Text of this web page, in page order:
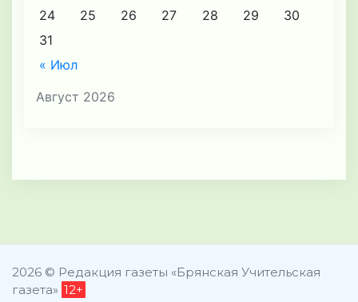
Август 2026
« Июл
24
25 26 27 28 29
30
31
2026 © Редакция газеты «Брянская Учительская
газета» 12+